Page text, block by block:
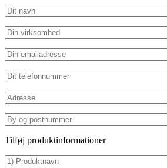
Tilføj produktinformationer